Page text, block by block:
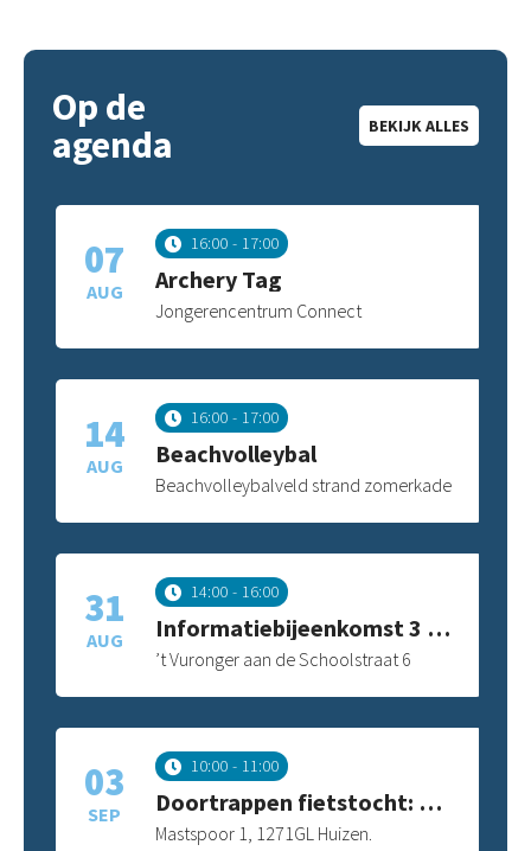
Op de
agenda
BEKIJK ALLES
07
AUG
16:00 17:00
Archery Tag
Jongerencentrum Connect
14
AUG
16:00 17:00
Beachvolleybal
Beachvolleybalveld strand zomerkade
31
AUG
14:00 16:00
Informatiebijeenkomst 3 Bl
…
’t Vuronger aan de Schoolstraat 6
03
SEP
10:00 11:00
Doortrappen fietstocht: De
…
Mastspoor 1, 1271GL Huizen.